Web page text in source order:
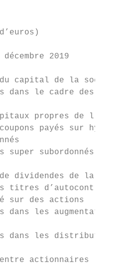
décembre 2019
capital de la
dans le cadre des
propres de
payés sur
super subordonnés
dividendes de la
titres
sur des actions
dans les
dans les
actionnaires